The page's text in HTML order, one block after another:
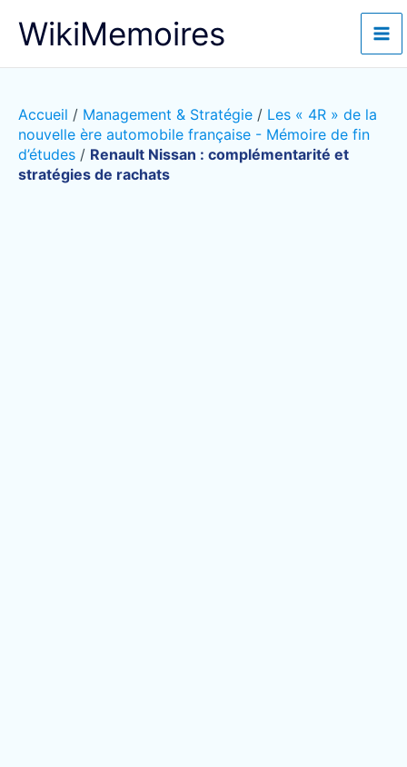
WikiMemoires
Accueil / Management & Stratégie / Les « 4R » de la
nouvelle ère automobile française - Mémoire de fin
d’études / Renault Nissan : complémentarité et
stratégies de rachats